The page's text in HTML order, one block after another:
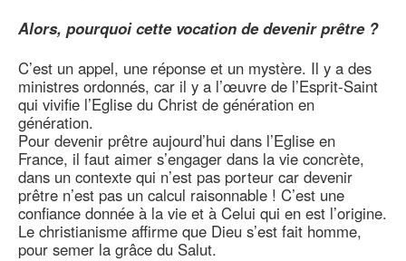
Alors, pourquoi cette vocation de devenir prêtre ?
C’est un appel, une réponse et un mystère. Il y a des
ministres ordonnés, car il y a l’œuvre de l’Esprit-Saint
qui vivifie l’Eglise du Christ de génération en
génération.
Pour devenir prêtre aujourd’hui dans l’Eglise en
France, il faut aimer s’engager dans la vie concrète,
dans un contexte qui n’est pas porteur car devenir
prêtre n’est pas un calcul raisonnable ! C’est une
confiance donnée à la vie et à Celui qui en est l’origine.
Le christianisme affirme que Dieu s’est fait homme,
pour semer la grâce du Salut.